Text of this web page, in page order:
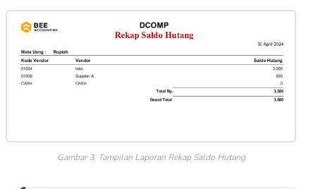
Gambar 3. Tampilan Laporan Rekap Saldo Hutang